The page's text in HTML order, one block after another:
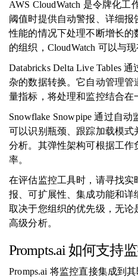
AWS CloudWatch 是令牌化
阈值时提供自动警报、详细
性能的情况下处理不断增长的
的组织，CloudWatch 可以与
Databricks Delta Live Tables
杂的数据转换。它自动管理
量指标，将处理和监控结合在
Snowflake Snowpipe 通过自
可以识别瓶颈、跟踪加载模式
分析。其弹性架构可根据工作
率。
在评估监控工具时，请寻找
报、可扩展性、集成功能和详
取决于您组织的优先级，无论
高级分析。
Prompts.ai 如何支持
Promps.ai 将监控直接集成到